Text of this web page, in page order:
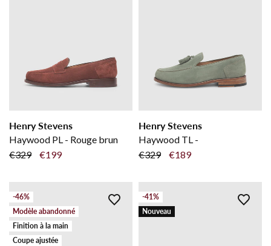
Henry Stevens
Haywood PL - Rouge brun
€329
€199
Henry Stevens
Haywood TL -
€329
€189
-46%
Modèle abandonné
Finition à la main
Coupe ajustée
-41%
Nouveau